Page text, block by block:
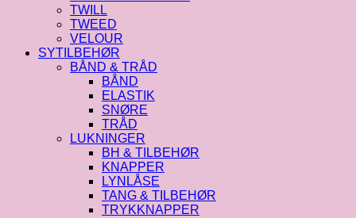
TWILL
TWEED
VELOUR
SYTILBEHØR
BÅND & TRÅD
BÅND
ELASTIK
SNØRE
TRÅD
LUKNINGER
BH & TILBEHØR
KNAPPER
LYNLÅSE
TANG & TILBEHØR
TRYKKNAPPER